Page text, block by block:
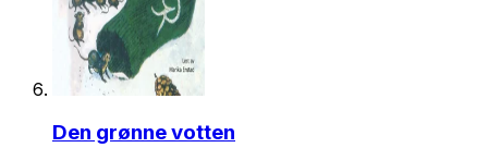
Den grønne votten